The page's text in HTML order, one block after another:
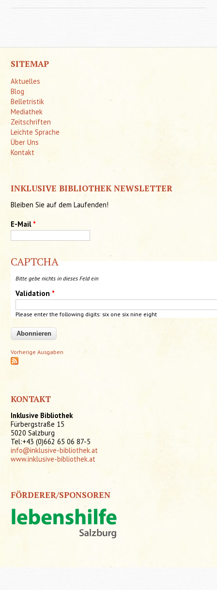
SITEMAP
Aktuelles
Blog
Belletristik
Mediathek
Zeitschriften
Leichte Sprache
Über Uns
Kontakt
INKLUSIVE BIBLIOTHEK NEWSLETTER
Bleiben Sie auf dem Laufenden!
E-Mail *
CAPTCHA
Bitte gebe nichts in dieses Feld ein
Validation *
Please enter the following digits: six one six nine eight
Vorherige Ausgaben
KONTAKT
Inklusive Bibliothek
Fürbergstraße 15
5020 Salzburg
Tel:+43 (0)662 65 06 87-5
info@inklusive-bibliothek.at
www.inklusive-bibliothek.at
FÖRDERER/SPONSOREN